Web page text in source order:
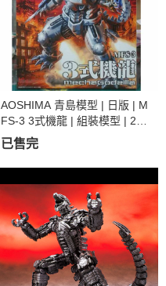
AOSHIMA 青島模型 | 日版 | M
FS-3 3式機龍 | 組裝模型 | 202
1年9月再版 | 現貨
已售完